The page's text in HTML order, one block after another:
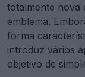
totalmente nova
emblema.
forma
introduz vários
objetivo de